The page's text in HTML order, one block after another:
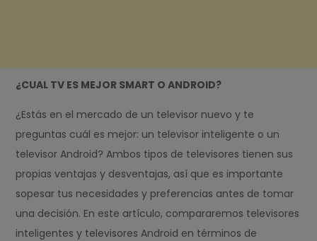
¿CUAL TV ES MEJOR SMART O ANDROID?
¿Estás en el mercado de un televisor nuevo y te
preguntas cuál es mejor: un televisor inteligente o un
televisor Android? Ambos tipos de televisores tienen sus
propias ventajas y desventajas, así que es importante
sopesar tus necesidades y preferencias antes de tomar
una decisión. En este artículo, compararemos televisores
inteligentes y televisores Android en términos de